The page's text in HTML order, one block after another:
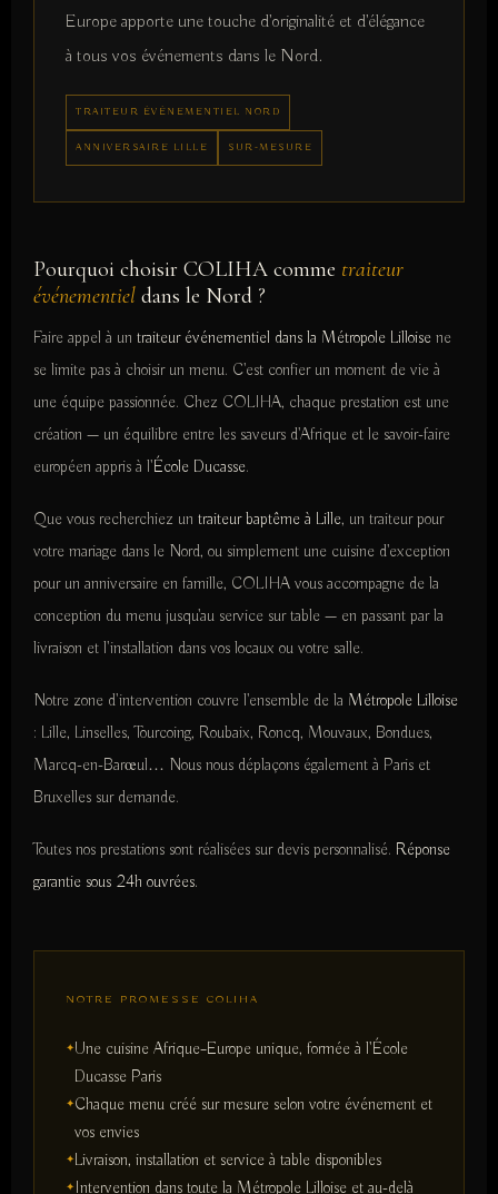
Europe apporte une touche d'originalité et d'élégance
à tous vos événements dans le Nord.
TRAITEUR ÉVÉNEMENTIEL NORD
ANNIVERSAIRE LILLE SUR-MESURE
Pourquoi choisir COLIHA comme traiteur
événementiel dans le Nord ?
Faire appel à un traiteur événementiel dans la Métropole Lilloise ne
se limite pas à choisir un menu. C'est confier un moment de vie à
une équipe passionnée. Chez COLIHA, chaque prestation est une
création — un équilibre entre les saveurs d'Afrique et le savoir-faire
européen appris à l'École Ducasse.
Que vous recherchiez un traiteur baptême à Lille, un traiteur pour
votre mariage dans le Nord, ou simplement une cuisine d'exception
pour un anniversaire en famille, COLIHA vous accompagne de la
conception du menu jusqu'au service sur table — en passant par la
livraison et l'installation dans vos locaux ou votre salle.
Notre zone d'intervention couvre l'ensemble de la Métropole Lilloise
: Lille, Linselles, Tourcoing, Roubaix, Roncq, Mouvaux, Bondues,
Marcq-en-Barœul… Nous nous déplaçons également à Paris et
Bruxelles sur demande.
Toutes nos prestations sont réalisées sur devis personnalisé. Réponse
garantie sous 24h ouvrées.
NOTRE PROMESSE COLIHA
Une cuisine Afrique–Europe unique, formée à l'École
Ducasse Paris
Chaque menu créé sur mesure selon votre événement et
vos envies
Livraison, installation et service à table disponibles
Intervention dans toute la Métropole Lilloise et au-delà